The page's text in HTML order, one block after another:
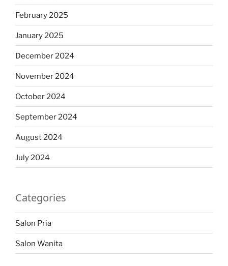
February 2025
January 2025
December 2024
November 2024
October 2024
September 2024
August 2024
July 2024
Categories
Salon Pria
Salon Wanita